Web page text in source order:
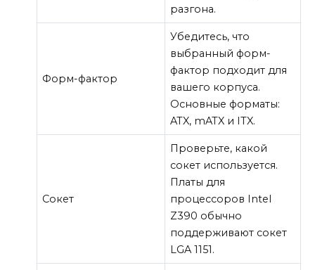
разгона.
Форм-фактор
Убедитесь, что
выбранный форм-
фактор подходит для
вашего корпуса.
Основные форматы:
ATX, mATX и ITX.
Сокет
Проверьте, какой
сокет используется.
Платы для
процессоров Intel
Z390 обычно
поддерживают сокет
LGA 1151.